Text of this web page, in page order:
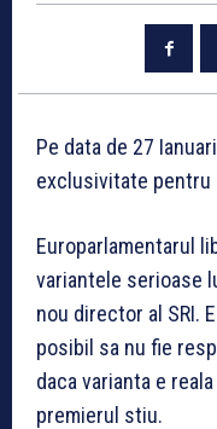
Pe data de 27
exclusivitate pentru
Europarlamentarul
variantele serioase
nou director al SRI.
posibil sa nu fie
daca varianta e
premierul stiu.